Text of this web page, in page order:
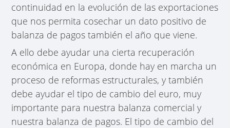
continuidad en la evolución de las exportaciones
que nos permita cosechar un dato positivo de
balanza de pagos también el año que viene.
A ello debe ayudar una cierta recuperación
económica en Europa, donde hay en marcha un
proceso de reformas estructurales, y también
debe ayudar el tipo de cambio del euro, muy
importante para nuestra balanza comercial y
nuestra balanza de pagos. El tipo de cambio del